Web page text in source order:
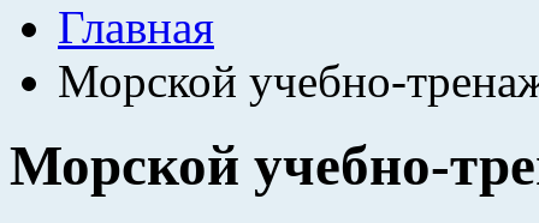
Главная
Морской учебно-
Морской учебно-